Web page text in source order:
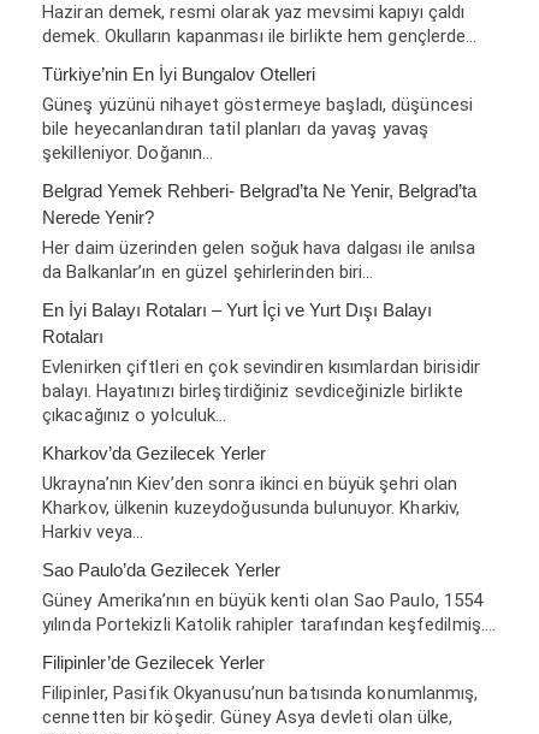
Haziran demek, resmi olarak yaz mevsimi kapıyı çaldı
demek. Okulların kapanması ile birlikte hem gençlerde…
Türkiye’nin En İyi Bungalov Otelleri
Güneş yüzünü nihayet göstermeye başladı, düşüncesi
bile heyecanlandıran tatil planları da yavaş yavaş
şekilleniyor. Doğanın…
Belgrad Yemek Rehberi- Belgrad’ta Ne Yenir, Belgrad’ta
Nerede Yenir?
Her daim üzerinden gelen soğuk hava dalgası ile anılsa
da Balkanlar’ın en güzel şehirlerinden biri…
En İyi Balayı Rotaları – Yurt İçi ve Yurt Dışı Balayı
Rotaları
Evlenirken çiftleri en çok sevindiren kısımlardan birisidir
balayı. Hayatınızı birleştirdiğiniz sevdiceğinizle birlikte
çıkacağınız o yolculuk…
Kharkov’da Gezilecek Yerler
Ukrayna’nın Kiev’den sonra ikinci en büyük şehri olan
Kharkov, ülkenin kuzeydoğusunda bulunuyor. Kharkiv,
Harkiv veya…
Sao Paulo’da Gezilecek Yerler
Güney Amerika’nın en büyük kenti olan Sao Paulo, 1554
yılında Portekizli Katolik rahipler tarafından keşfedilmiş.…
Filipinler’de Gezilecek Yerler
Filipinler, Pasifik Okyanusu’nun batısında konumlanmış,
cennetten bir köşedir. Güney Asya devleti olan ülke,